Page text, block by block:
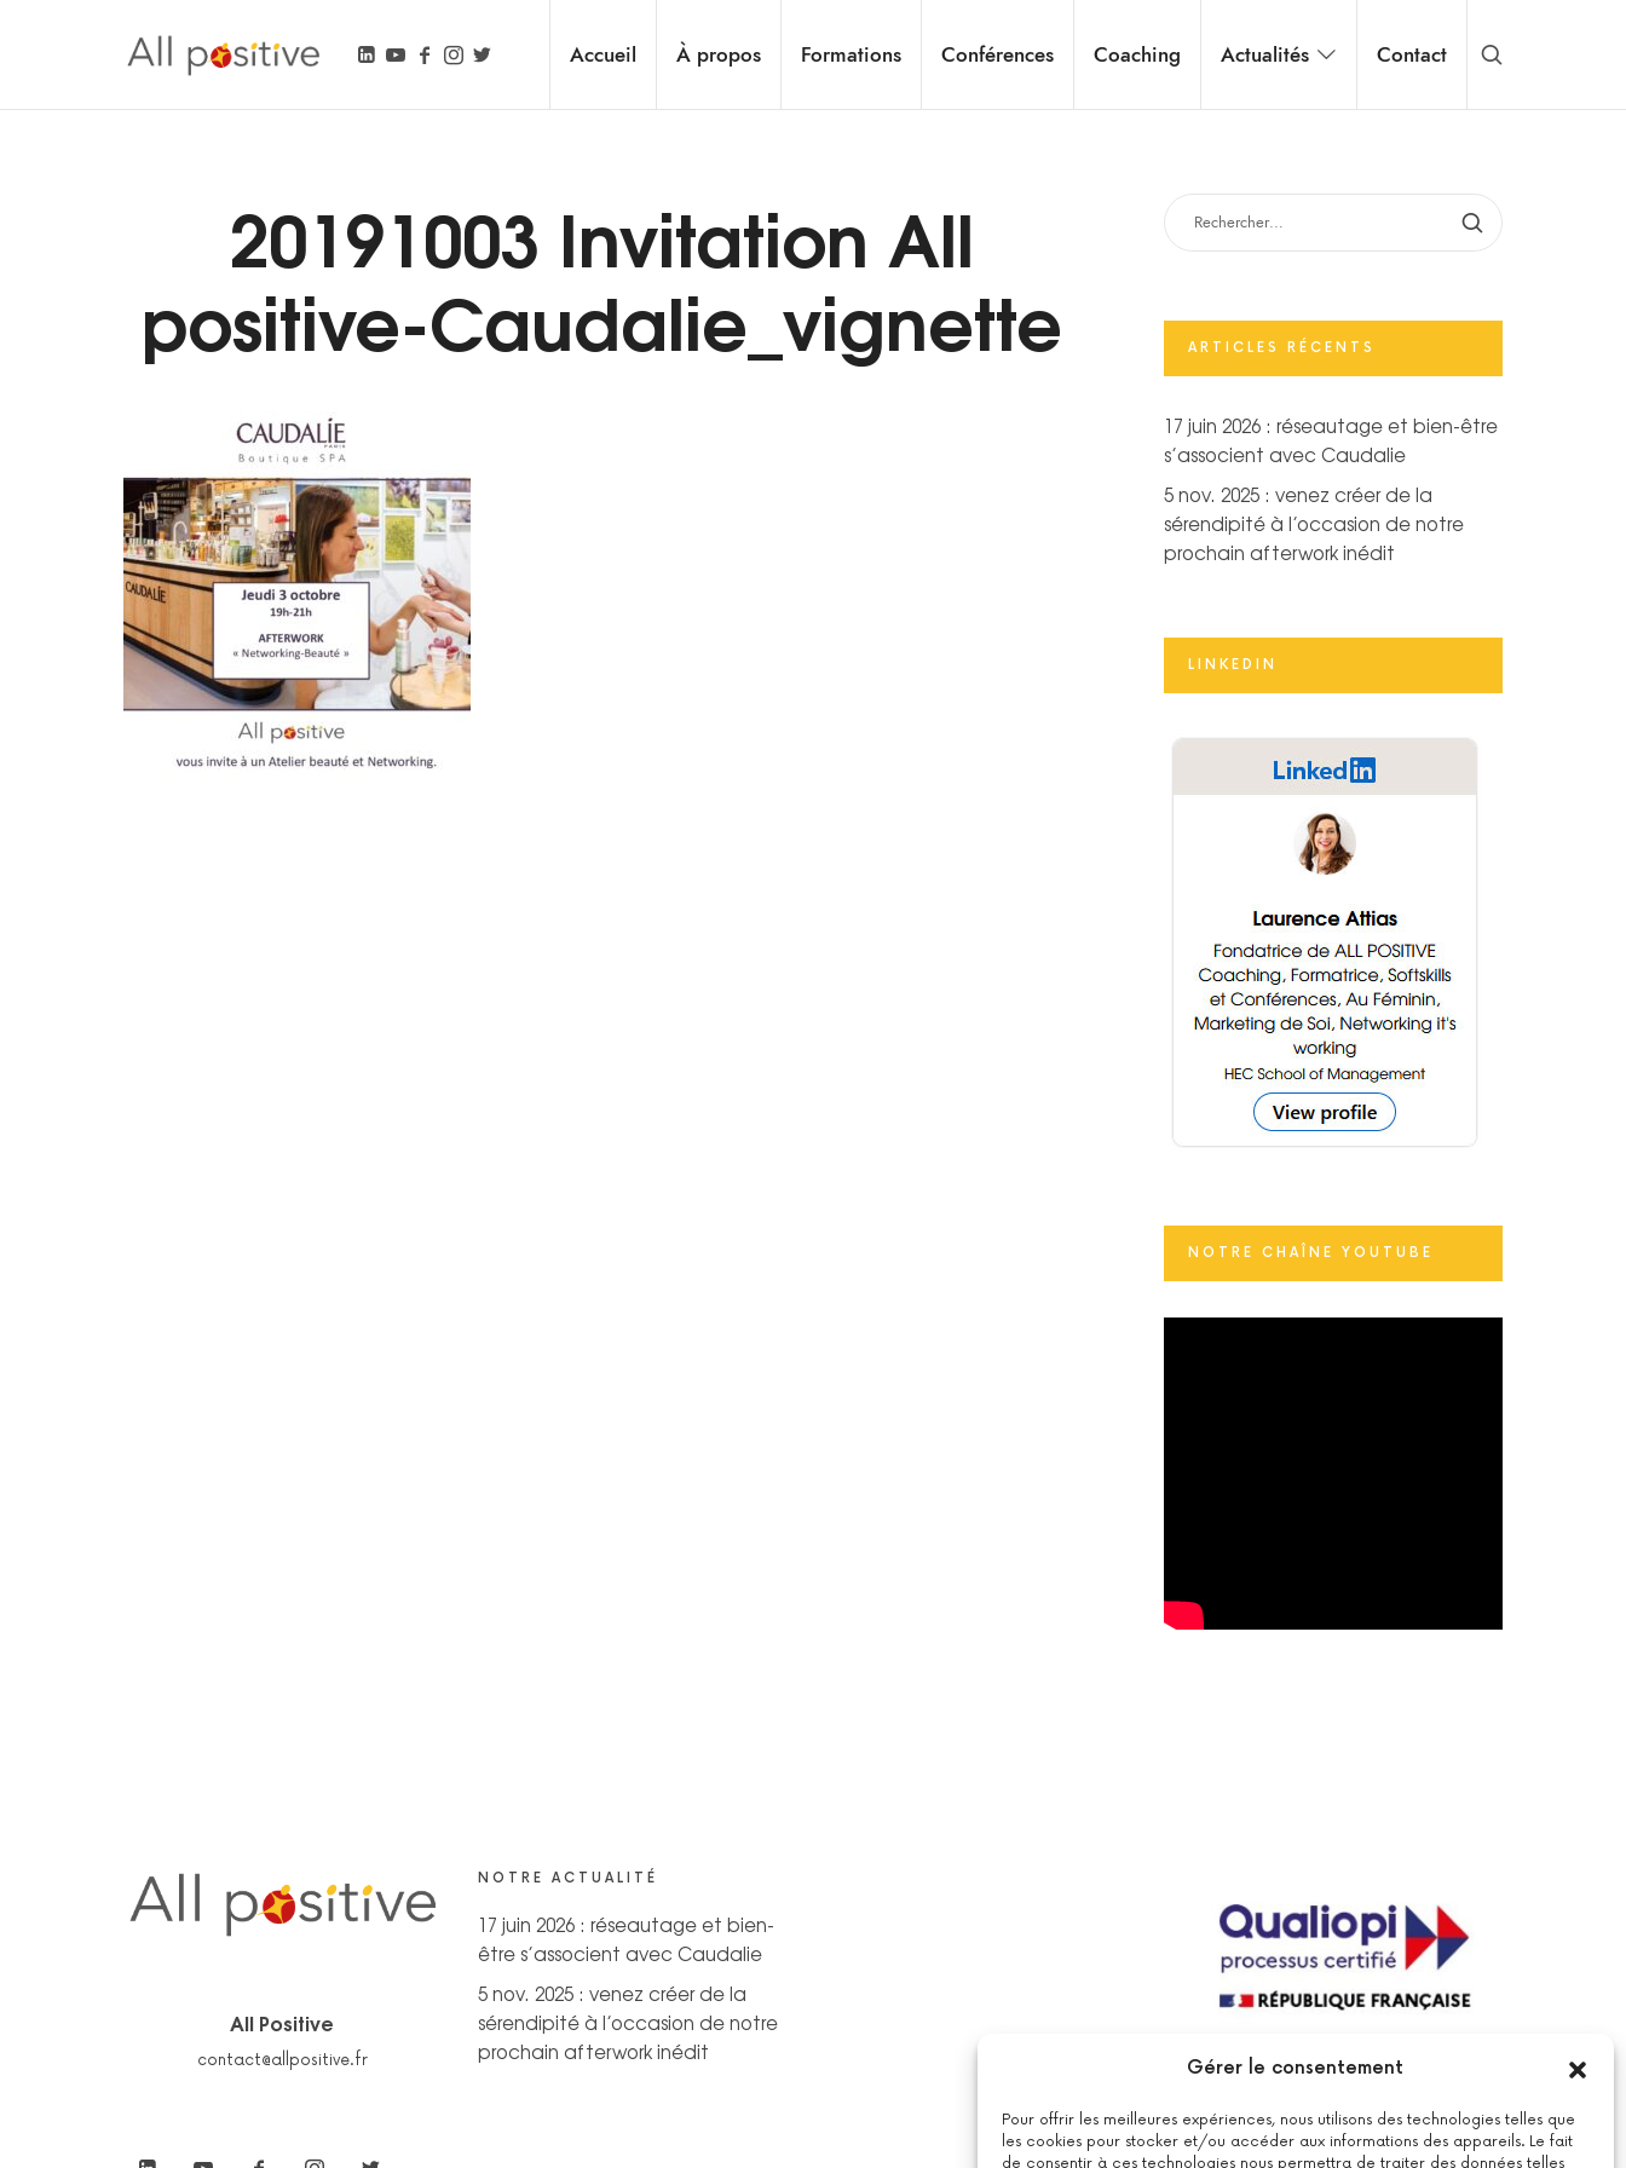
Gérer le consentement
Pour offrir les meilleures expériences, nous utilisons des technologies telles que
les cookies pour stocker et/ou accéder aux informations des appareils. Le fait
de consentir à ces technologies nous permettra de traiter des données telles
All Positive Accueil À propos Formations Conférences Coaching Actualités Contact
20191003 Invitation All
positive-Caudalie_vignette
RECHERCHER :
ARTICLES RÉCENTS
17 juin 2026 : réseautage et bien-être
s’associent avec Caudalie
5 nov. 2025 : venez créer de la
sérendipité à l’occasion de notre
prochain afterwork inédit
LINKEDIN
NOTRE CHAÎNE YOUTUBE
All Positive
contact@allpositive.fr
NOTRE ACTUALITÉ
17 juin 2026 : réseautage et bien-
être s’associent avec Caudalie
5 nov. 2025 : venez créer de la
sérendipité à l’occasion de notre
prochain afterwork inédit
La certification qualité a été délivrée au
de formations.Voir le certificat